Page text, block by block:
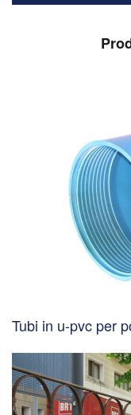
Tubi in u-pvc per